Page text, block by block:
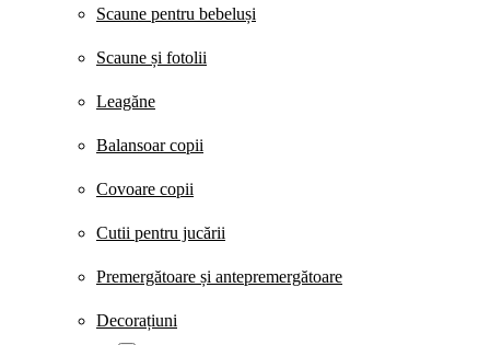
Scaune pentru bebeluși
Scaune și fotolii
Leagăne
Balansoar copii
Covoare copii
Cutii pentru jucării
Premergătoare și antepremergătoare
Decorațiuni